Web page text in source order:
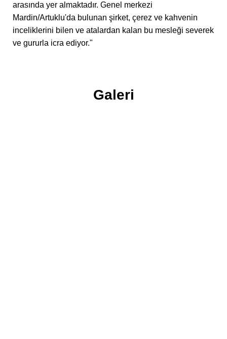
arasında yer almaktadır. Genel merkezi
Mardin/Artuklu'da bulunan şirket, çerez ve kahvenin
inceliklerini bilen ve atalardan kalan bu mesleği severek
ve gururla icra ediyor."
Galeri